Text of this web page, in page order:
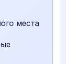
места